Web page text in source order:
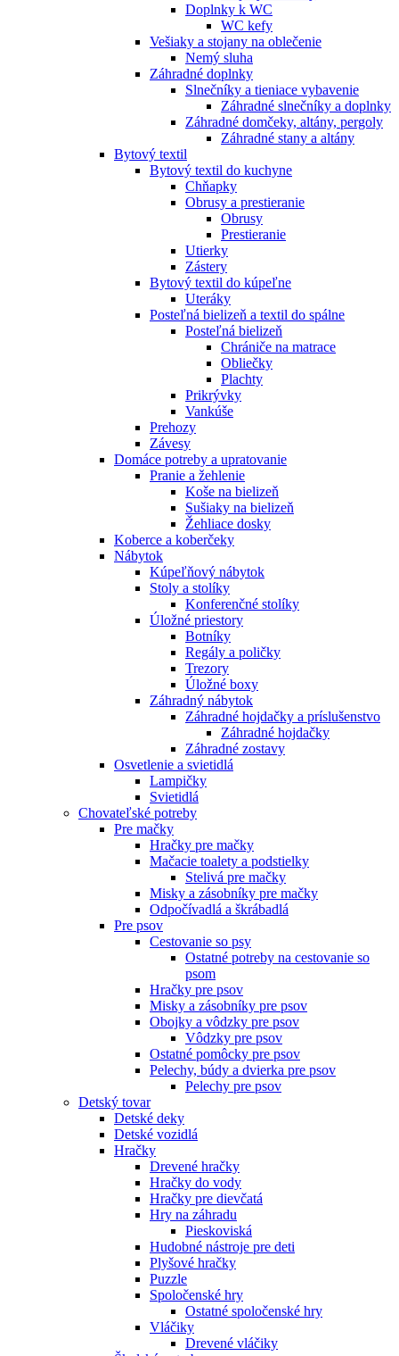
Doplnky k WC
WC kefy
Vešiaky a stojany na oblečenie
Nemý sluha
Záhradné doplnky
Slnečníky a tieniace vybavenie
Záhradné slnečníky a doplnky
Záhradné domčeky, altány, pergoly
Záhradné stany a altány
Bytový textil
Bytový textil do kuchyne
Chňapky
Obrusy a prestieranie
Obrusy
Prestieranie
Utierky
Zástery
Bytový textil do kúpeľne
Uteráky
Posteľná bielizeň a textil do spálne
Posteľná bielizeň
Chrániče na matrace
Obliečky
Plachty
Prikrývky
Vankúše
Prehozy
Závesy
Domáce potreby a upratovanie
Pranie a žehlenie
Koše na bielizeň
Sušiaky na bielizeň
Žehliace dosky
Koberce a koberčeky
Nábytok
Kúpeľňový nábytok
Stoly a stolíky
Konferenčné stolíky
Úložné priestory
Botníky
Regály a poličky
Trezory
Úložné boxy
Záhradný nábytok
Záhradné hojdačky a príslušenstvo
Záhradné hojdačky
Záhradné zostavy
Osvetlenie a svietidlá
Lampičky
Svietidlá
Chovateľské potreby
Pre mačky
Hračky pre mačky
Mačacie toalety a podstielky
Stelivá pre mačky
Misky a zásobníky pre mačky
Odpočívadlá a škrábadlá
Pre psov
Cestovanie so psy
Ostatné potreby na cestovanie so
psom
Hračky pre psov
Misky a zásobníky pre psov
Obojky a vôdzky pre psov
Vôdzky pre psov
Ostatné pomôcky pre psov
Pelechy, búdy a dvierka pre psov
Pelechy pre psov
Detský tovar
Detské deky
Detské vozidlá
Hračky
Drevené hračky
Hračky do vody
Hračky pre dievčatá
Hry na záhradu
Pieskoviská
Hudobné nástroje pre deti
Plyšové hračky
Puzzle
Spoločenské hry
Ostatné spoločenské hry
Vláčiky
Drevené vláčiky